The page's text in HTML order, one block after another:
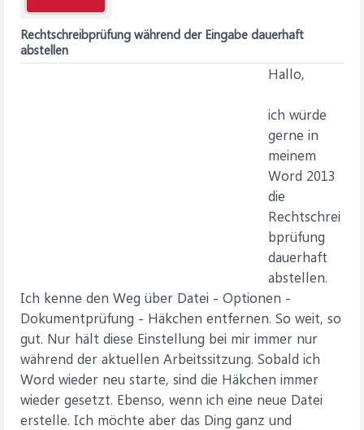
Rechtschreibprüfung während der Eingabe dauerhaft
abstellen
Hallo,
ich würde
gerne in
meinem
Word 2013
die
Rechtschrei
bprüfung
dauerhaft
abstellen.
Ich kenne den Weg über Datei - Optionen -
Dokumentprüfung - Häkchen entfernen. So weit, so
gut. Nur hält diese Einstellung bei mir immer nur
während der aktuellen Arbeitssitzung. Sobald ich
Word wieder neu starte, sind die Häkchen immer
wieder gesetzt. Ebenso, wenn ich eine neue Datei
erstelle. Ich möchte aber das Ding ganz und